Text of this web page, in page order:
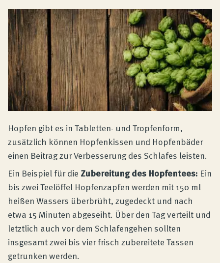
Hopfen gibt es in Tabletten- und Tropfenform,
zusätzlich können Hopfenkissen und Hopfenbäder
einen Beitrag zur Verbesserung des Schlafes leisten.
Ein Beispiel für die Zubereitung des Hopfentees: Ein
bis zwei Teelöffel Hopfenzapfen werden mit 150 ml
heißen Wassers überbrüht, zugedeckt und nach
etwa 15 Minuten abgeseiht. Über den Tag verteilt und
letztlich auch vor dem Schlafengehen sollten
insgesamt zwei bis vier frisch zubereitete Tassen
getrunken werden.